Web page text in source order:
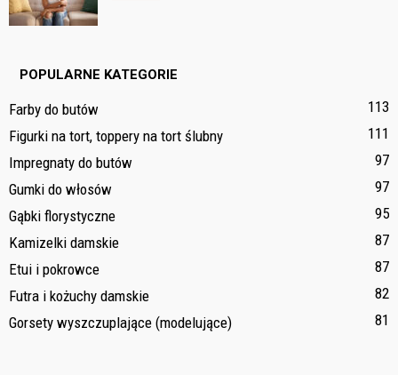
POPULARNE KATEGORIE
Farby do butów
113
Figurki na tort, toppery na tort ślubny
111
Impregnaty do butów
97
Gumki do włosów
97
Gąbki florystyczne
95
Kamizelki damskie
87
Etui i pokrowce
87
Futra i kożuchy damskie
82
Gorsety wyszczuplające (modelujące)
81